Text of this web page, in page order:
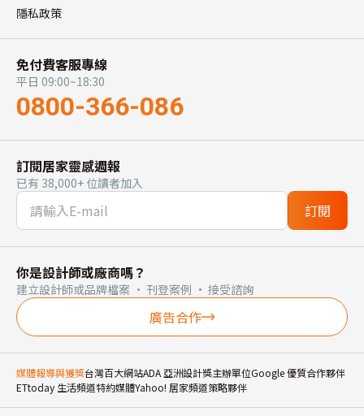
隱私政策
免付費客服專線
平日 09:00~18:30
0800-366-086
訂閱居家靈感週報
已有 38,000+ 位讀者加入
訂閱
你是設計師或廠商嗎？
建立設計師或品牌檔案 · 刊登案例 · 接受諮詢
廣告合作
媒體報導與獲獎台灣百大網站ADA 亞洲設計獎主辦單位Google 優質合作夥伴
ETtoday 生活頻道特約媒體Yahoo! 居家頻道策略夥伴